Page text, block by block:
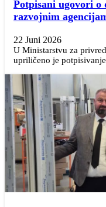
Potpisani ugovori o
razvojnim
22 Juni 2026
U Ministarstvu za
upriličeno je